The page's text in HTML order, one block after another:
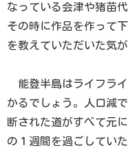
なっている会津や猪苗
その時に作品を作って
を教えていただいた気が
能登半島はライフラ
かるでしょう。人口減
断された道がすべて元
の１週間を過ごしてい